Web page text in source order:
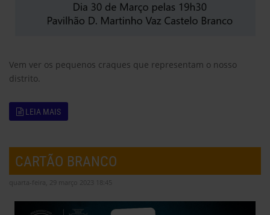
Vem ver os pequenos craques que representam o nosso
distrito.
LEIA MAIS
CARTÃO BRANCO
quarta-feira, 29 março 2023 18:45